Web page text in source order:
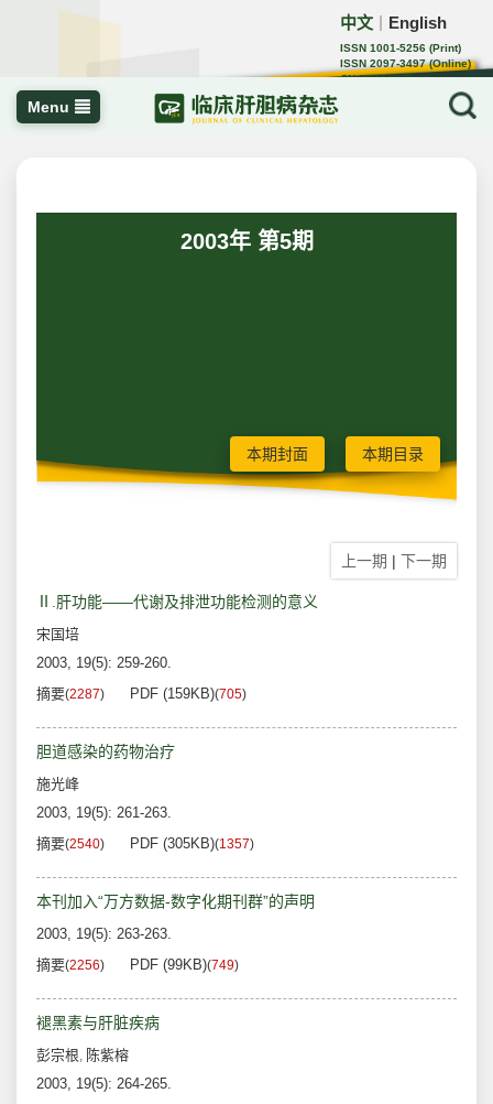
中文 English
ISSN 1001-5256 (Print)
ISSN 2097-3497 (Online)
CN 22-1108/R
Menu
2003年 第5期
本期封面 本期目录
上一期 | 下一期
Ⅱ.肝功能——代谢及排泄功能检测的意义
宋国培
2003, 19(5): 259-260.
摘要(2287) PDF (159KB)(705)
胆道感染的药物治疗
施光峰
2003, 19(5): 261-263.
摘要(2540) PDF (305KB)(1357)
本刊加入“万方数据-数字化期刊群”的声明
2003, 19(5): 263-263.
摘要(2256) PDF (99KB)(749)
褪黑素与肝脏疾病
彭宗根, 陈紫榕
2003, 19(5): 264-265.